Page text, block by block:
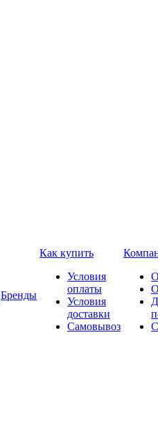
Бренды
Как купить
Условия
оплаты
Условия
доставки
Самовывоз